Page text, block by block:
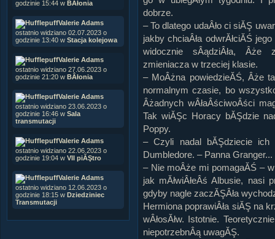
godzinie 15:44 w BÂłonia
Valerie Adams
ostatnio widziano 02.07.2023 o
godzinie 13:40 w Stacja kolejowa
Valerie Adams
ostatnio widziano 27.06.2023 o
godzinie 21:20 w BÂłonia
Valerie Adams
ostatnio widziano 23.06.2023 o
godzinie 16:46 w Sala
transmutacji
Valerie Adams
ostatnio widziano 22.06.2023 o
godzinie 19:04 w VII piĂŞtro
Valerie Adams
ostatnio widziano 12.06.2023 o
godzinie 18:15 w Dziedziniec
Transmutacji
dobrze.
– To dlatego udaÂło ci siĂŞ
jakby chciaÂła odwrĂłciĂŚ
widocznie sÂądziÂła, Âże
zmieniacza w trzeciej klasie.
– MoÂżna powiedzieĂŚ, Âże
normalnym czasie, bo
Âżadnych wÂłaÂściwoÂści
Tak wiĂŞc Horacy bĂŞdzie
Poppy.
– Czyli nadal bĂŞdziecie ich
Dumbledore. – Panna Granger...
– Nie moÂże mi pomagaĂŚ –
jak mĂłwiÂłeÂś Albusie, nasi
gdyby nagle zaczĂŞÂła
Hermiona poprawiÂła siĂŞ na
wÂłosĂłw. Istotnie.
niepotrzebnÂą uwagĂŞ.